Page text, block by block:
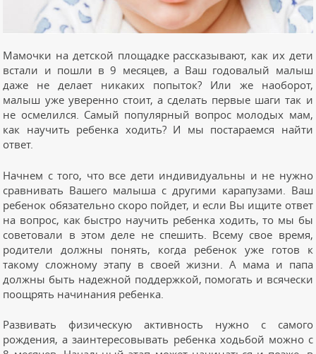
Мамочки на детской площадке рассказывают, как их дети
встали и пошли в 9 месяцев, а Ваш годовалый малыш
даже не делает никаких попыток? Или же наоборот,
малыш уже уверенно стоит, а сделать первые шаги так и
не осмелился. Самый популярный вопрос молодых мам,
как научить ребенка ходить? И мы постараемся найти
ответ.
Начнем с того, что все дети индивидуальны и не нужно
сравнивать Вашего малыша с другими карапузами. Ваш
ребенок обязательно скоро пойдет, и если Вы ищите ответ
на вопрос, как быстро научить ребенка ходить, то мы бы
советовали в этом деле не спешить. Всему свое время,
родители должны понять, когда ребенок уже готов к
такому сложному этапу в своей жизни. А мама и папа
должны быть надежной поддержкой, помогать и всячески
поощрять начинания ребенка.
Развивать физическую активность нужно с самого
рождения, а заинтересовывать ребенка ходьбой можно с